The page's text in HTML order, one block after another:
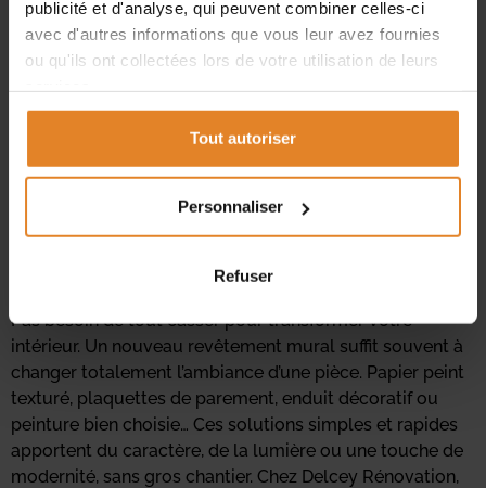
publicité et d'analyse, qui peuvent combiner celles-ci
avec d'autres informations que vous leur avez fournies
ou qu'ils ont collectées lors de votre utilisation de leurs
Tout autoriser
Personnaliser
Refuser
Pas besoin de tout casser pour transformer votre
intérieur. Un nouveau revêtement mural suffit souvent à
changer totalement l’ambiance d’une pièce. Papier peint
texturé, plaquettes de parement, enduit décoratif ou
peinture bien choisie… Ces solutions simples et rapides
apportent du caractère, de la lumière ou une touche de
modernité, sans gros chantier. Chez Delcey Rénovation,